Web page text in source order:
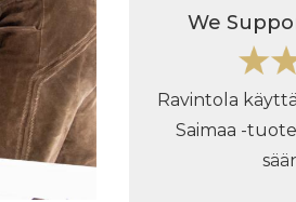
We
Ravintola
Saimaa -